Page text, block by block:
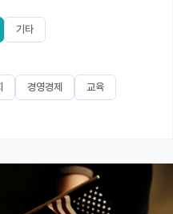
기타
경영경제 교육